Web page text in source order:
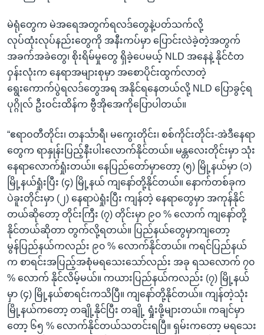
မဲရုံတွေက မဲအရေအတွက်ရလဒ်တွေနဲ့ပတ်သက်လို့
လုပ်ထုံးလုပ်နည်းတွေကို အနီးကပ်မှာ ပြောင်းလဲခဲ့တဲ့အတွက်
အခက်အခဲတွေ၊ စိုးရိမ်မှုတွေ ရှိခဲ့ပေမယ့် NLD အနေနဲ့ နိုင်ငံတ
ဝှန်းလုံးက နေရာအများစုမှာ အစောပိုင်းထွက်လာတဲ့
ရွေးကောက်ပွဲရလဒ်တွေအရ အနိုင်ရနေတယ်လို့ NLD ပြောခွင့်ရ
ပုဂ္ဂိုလ် ဦးဝင်းထိန်က ဗွီအိုအေကိုပြောပါတယ်။
“ဧရာဝတီတိုင်း၊ တနင်္သာရီ၊ မကွေးတိုင်း၊ စစ်ကိုင်းတိုင်း-အဲဒီနေရာ
တွေက ရာနှုန်းပြည့်နီးပါးလောက်နိုင်တယ်။ မန္တလေးတိုင်းမှာ သုံး
နေရာလောက်ရှုံးတယ်။ နေပြည်တော်မှာတော့ (၅) မြို့နယ်မှာ (၁)
မြို့နယ်ရှုံးပြီး (၄) မြို့နယ် ကျနော်တို့နိုင်တယ်။ နောက်တစ်ခုက
ပဲခူးတိုင်းမှာ (၂) နေရာပဲရှုံးပြီး ကျန်တဲ့ နေရာတွေမှာ အကုန်နိုင်
တယ်ဆိုတော့ တိုင်းကြီး (၇) တိုင်းမှာ ၉၀ % လောက် ကျနော်တို့
နိုင်တယ်ဆိုတာ တွက်လို့ရတယ်။ ပြည်နယ်တွေမှာကျတော့
မွန်ပြည်နယ်ကလည်း ၉၀ % လောက်နိုင်တယ်။ ကရင်ပြည်နယ်
က စာရင်းအပြည့်အစုံမရသေးသော်လည်း အခု ရသလောက် ၇၀
% လောက် နိုင်လိမ့်မယ်။ ကယားပြည်နယ်ကလည်း (၇) မြို့နယ်
မှာ (၄) မြို့နယ်စာရင်းကသိပြီ။ ကျနော်တို့နိုင်တယ်။ ကျန်တဲ့သုံး
မြို့နယ်ကတော့ တချို့နိုင်ပြီး တချို့ ရှုံးဖို့များတယ်။ ကချင်မှာ
တော့ ၆၅ % လောက်နိုင်တယ်သတင်းရပြီ။ ရှမ်းကတော့ မရသေး